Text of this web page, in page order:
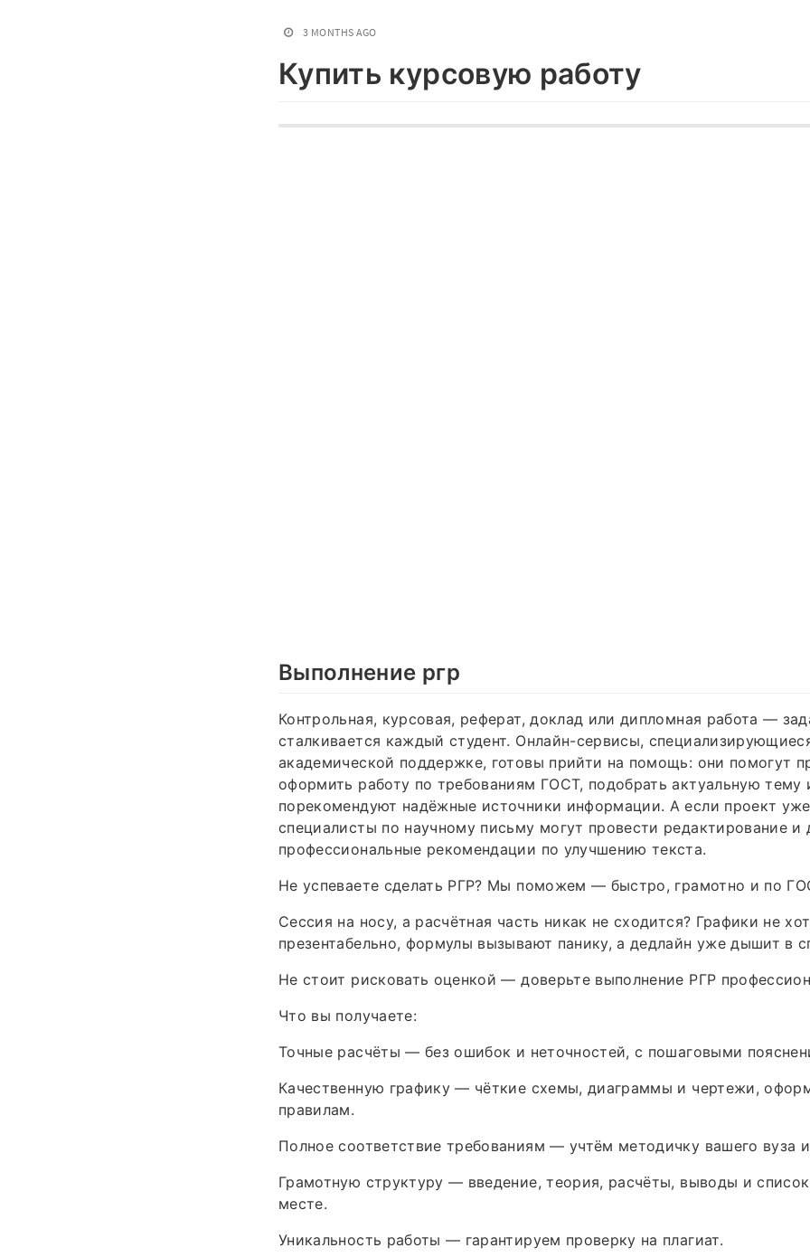
3 MONTHS AGO
Купить курсовую работу
Выполнение ргр
Контрольная, курсовая, реферат, доклад или дипломная работа —
сталкивается каждый студент. Онлайн-сервисы,
академической поддержке, готовы прийти на помощь: они помогут
оформить работу по требованиям ГОСТ, подобрать актуальную тему
порекомендуют надёжные источники информации. А если проект уже
специалисты по научному письму могут провести редактирование и
профессиональные рекомендации по улучшению текста.
Не успеваете сделать РГР? Мы поможем — быстро, грамотно и по
Сессия на носу, а расчётная часть никак не сходится? Графики не
презентабельно, формулы вызывают панику, а дедлайн уже дышит в
Не стоит рисковать оценкой — доверьте выполнение РГР
Что вы получаете:
Точные расчёты — без ошибок и неточностей, с пошаговыми
Качественную графику — чёткие схемы, диаграммы и чертежи,
правилам.
Полное соответствие требованиям — учтём методичку вашего вуза
Грамотную структуру — введение, теория, расчёты, выводы и
месте.
Уникальность работы — гарантируем проверку на плагиат.